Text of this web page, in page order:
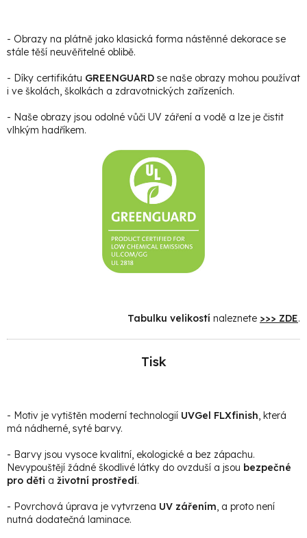
- Obrazy na plátně jako klasická forma nástěnné dekorace se
stále těší neuvěřitelné oblibě.
- Díky certifikátu GREENGUARD se naše obrazy mohou používat
i ve školách, školkách a zdravotnických zařízeních.
- Naše obrazy jsou odolné vůči UV záření a vodě a lze je čistit
vlhkým hadříkem.
Tabulku velikostí naleznete >>> ZDE.
Tisk
- Motiv je vytištěn moderní technologií UVGel FLXfinish, která
má nádherné, syté barvy.
- Barvy jsou vysoce kvalitní, ekologické a bez zápachu.
Nevypouštějí žádné škodlivé látky do ovzduší a jsou bezpečné
pro děti a životní prostředí.
- Povrchová úprava je vytvrzena UV zářením, a proto není
nutná dodatečná laminace.